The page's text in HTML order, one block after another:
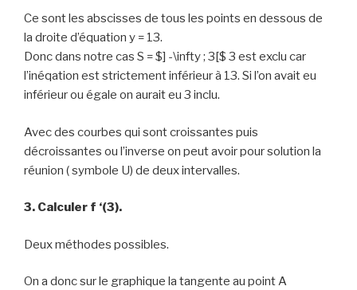
Ce sont les abscisses de tous les points en dessous de
la droite d’équation y = 13.
Donc dans notre cas S =$] -\infty ; 3[$ 3 est exclu car
l’inéqation est strictement inférieur à 13. Si l’on avait eu
inférieur ou égale on aurait eu 3 inclu.
Avec des courbes qui sont croissantes puis
décroissantes ou l’inverse on peut avoir pour solution la
réunion ( symbole U) de deux intervalles.
3. Calculer f ‘(3).
Deux méthodes possibles.
On a donc sur le graphique la tangente au point A